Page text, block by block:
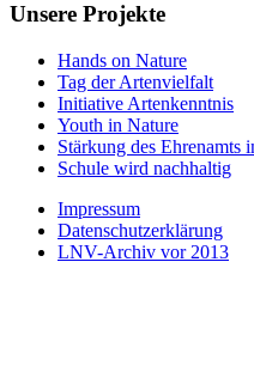
Unsere Projekte
Hands on Nature
Tag der Artenvielfalt
Initiative Artenkenntnis
Youth in Nature
Stärkung des Ehrenamts
Schule wird nachhaltig
Impressum
Datenschutzerklärung
LNV-Archiv vor 2013